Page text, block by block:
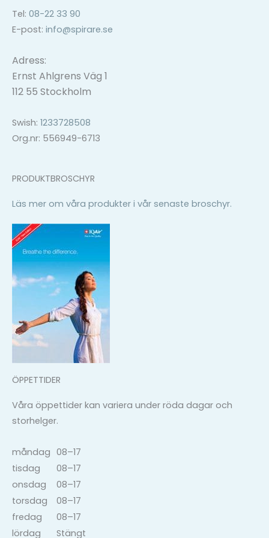
Tel: 08-22 33 90
E-post: info@spirare.se
Adress:
Ernst Ahlgrens Väg 1
112 55 Stockholm
Swish: 1233728508
Org.nr: 556949-6713
PRODUKTBROSCHYR
Läs mer om våra produkter i vår senaste broschyr.
ÖPPETTIDER
Våra öppettider kan variera under röda dagar och
storhelger.
måndag
tisdag
onsdag
torsdag
fredag
lördag
08–17
08–17
08–17
08–17
08–17
Stängt